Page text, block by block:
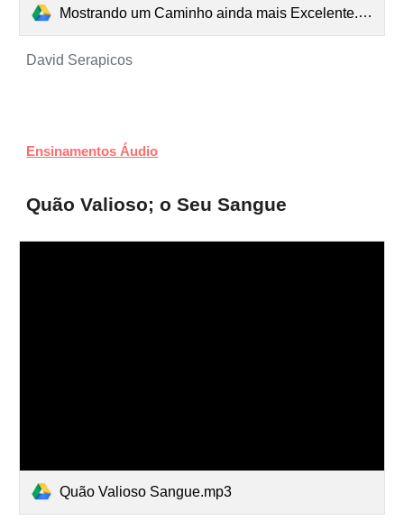
Mostrando um Caminho ainda mais Excelente.mp3
David Serapicos
Ensinamentos Áudio
Quão Valioso; o Seu Sangue
Quão Valioso Sangue.mp3